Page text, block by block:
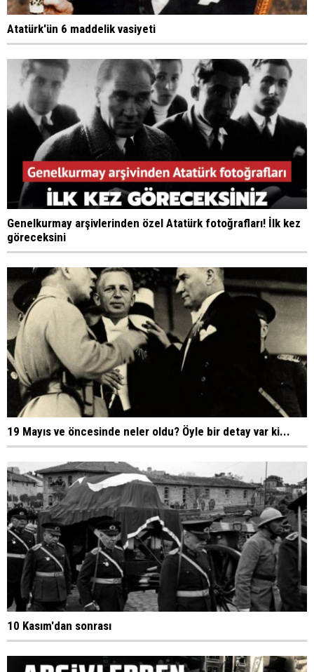
Atatürk'ün 6 maddelik vasiyeti
Genelkurmay arşivlerinden özel Atatürk fotoğrafları! İlk kez
göreceksini
19 Mayıs ve öncesinde neler oldu? Öyle bir detay var ki...
10 Kasım'dan sonrası